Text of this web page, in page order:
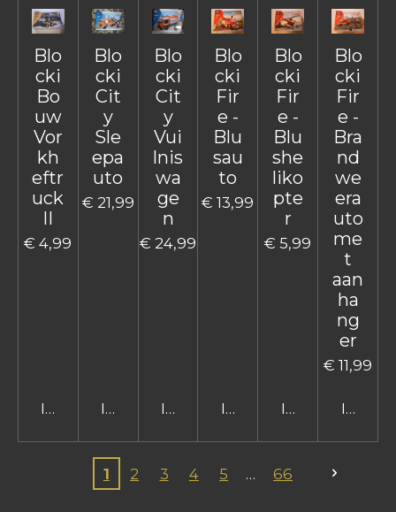
Blo
cki
Bo
uw
Vor
kh
eftr
uck
€ 4,99
In winkelwagen
Blo
cki
Cit
y
Sle
epa
uto
€ 21,99
In winkelwagen
Blo
cki
Cit
y
Vui
lnis
wa
ge
n
€ 24,99
In winkelwagen
Blo
cki
Fir
e -
Blu
sau
to
€ 13,99
In winkelwagen
Blo
cki
Fir
e -
Blu
she
liko
pte
r
€ 5,99
In
Blo
cki
Fir
e -
Bra
nd
we
era
uto
me
t
aan
ha
ng
er
€ 11,99
In
1 2 3 4 5 66